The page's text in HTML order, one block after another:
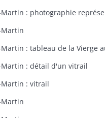
Martin
Martin : détail d'un vitrail
Martin : vitrail
Martin